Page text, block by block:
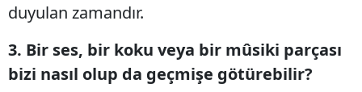
duyulan zamandır.
3. Bir ses, bir koku veya bir mûsiki parçası
bizi nasıl olup da geçmişe götürebilir?